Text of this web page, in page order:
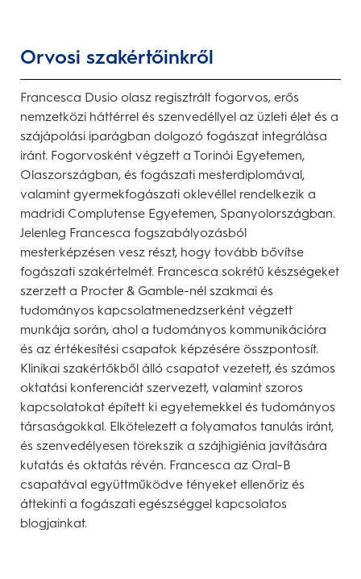
Orvosi szakértőinkről
Francesca Dusio olasz regisztrált fogorvos, erős
nemzetközi háttérrel és szenvedéllyel az üzleti élet és a
szájápolási iparágban dolgozó fogászat integrálása
iránt. Fogorvosként végzett a Torinói Egyetemen,
Olaszországban, és fogászati mesterdiplomával,
valamint gyermekfogászati oklevéllel rendelkezik a
madridi Complutense Egyetemen, Spanyolországban.
Jelenleg Francesca fogszabályozásból
mesterképzésen vesz részt, hogy tovább bővítse
fogászati szakértelmét. Francesca sokrétű készségeket
szerzett a Procter & Gamble-nél szakmai és
tudományos kapcsolatmenedzserként végzett
munkája során, ahol a tudományos kommunikációra
és az értékesítési csapatok képzésére összpontosít.
Klinikai szakértőkből álló csapatot vezetett, és számos
oktatási konferenciát szervezett, valamint szoros
kapcsolatokat épített ki egyetemekkel és tudományos
társaságokkal. Elkötelezett a folyamatos tanulás iránt,
és szenvedélyesen törekszik a szájhigiénia javítására
kutatás és oktatás révén. Francesca az Oral-B
csapatával együttműködve tényeket ellenőriz és
áttekinti a fogászati egészséggel kapcsolatos
blogjainkat.